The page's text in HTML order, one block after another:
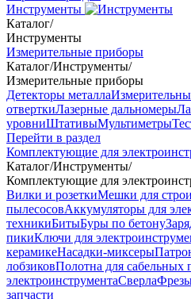
Инструменты
Каталог/
Инструменты
Измерительные приборы
Каталог/Инструменты/
Измерительные приборы
Детекторы металла
отверткиЛазерные дальномеры
уровниШтативыМультиметры
Перейти в раздел
Комплектующие для
Каталог/Инструменты/
Комплектующие для
Вилки и розеткиМешки для
пылесосовАккумуляторы для
техникиБитыБуры по бетону
пикиКлючи для
керамикеНасадки-миксеры
лобзиковПолотна для сабельных
электроинструментаСверла
запчасти